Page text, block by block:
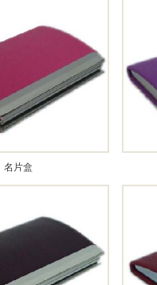
名片盒